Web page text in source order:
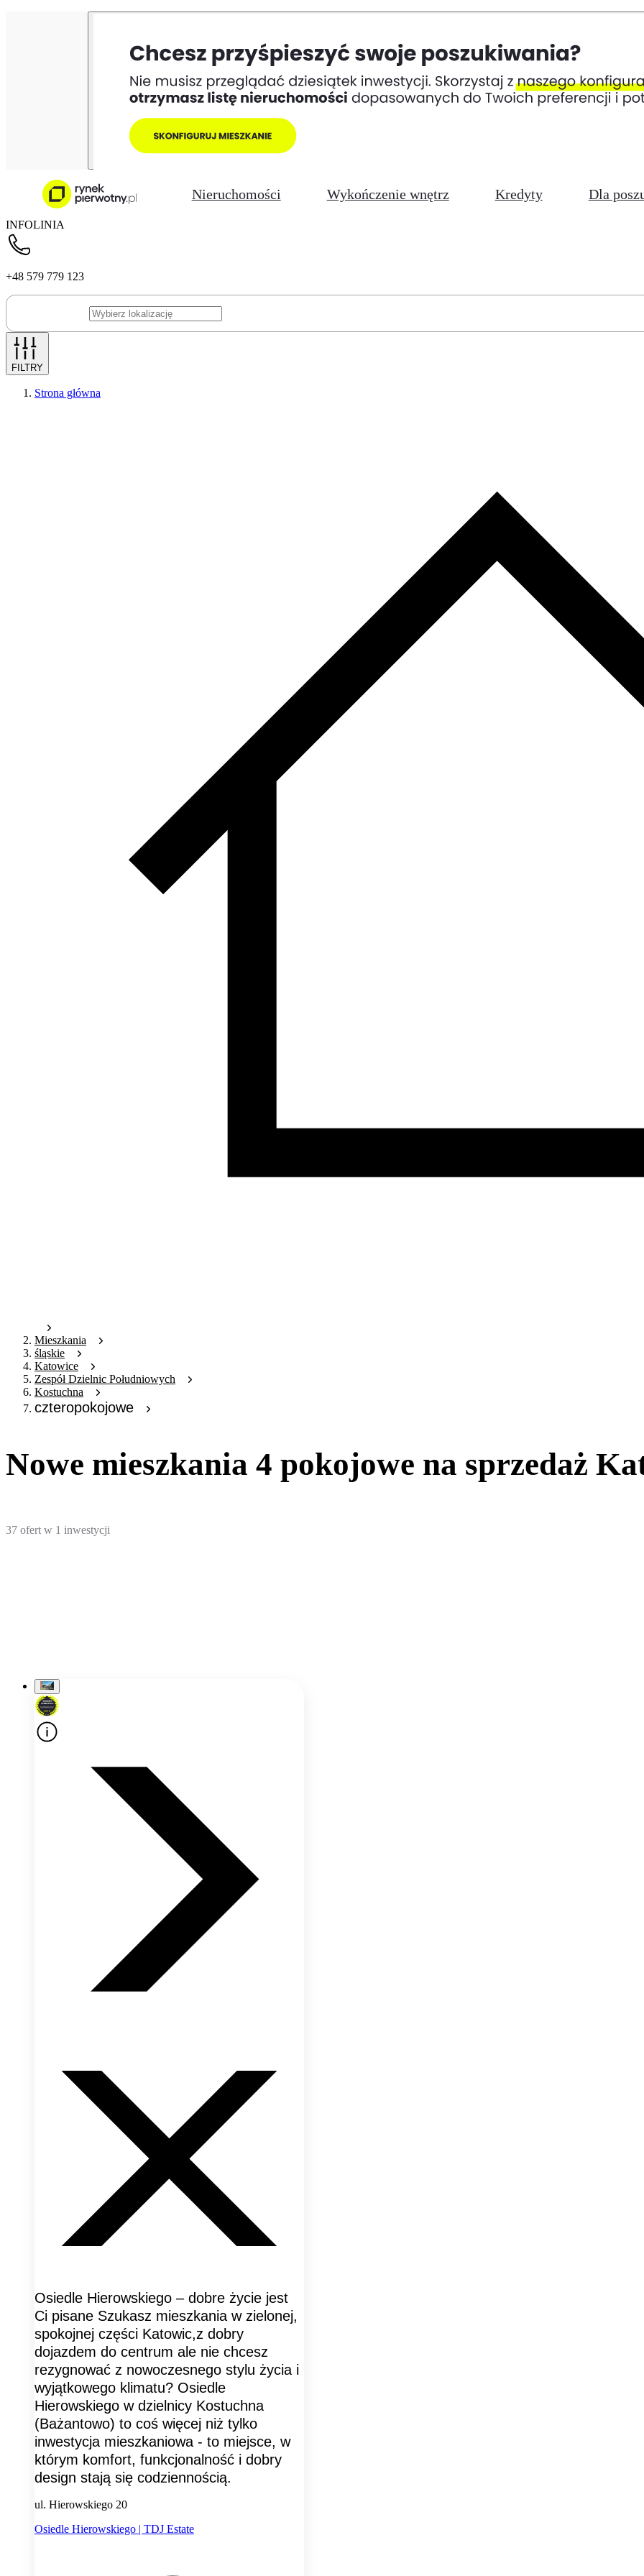
Nieruchomości Wykończenie wnętrz Kredyty Dla
INFOLINIA
+48 579 779 123
FILTRY
Strona główna
Mieszkania
śląskie
Katowice
Zespół Dzielnic Południowych
Kostuchna
czteropokojowe
Nowe mieszkania 4 pokojowe na sprzedaż
37 ofert w 1 inwestycji
Osiedle Hierowskiego – dobre życie jest
Ci pisane Szukasz mieszkania w zielonej,
spokojnej części Katowic,z dobry
dojazdem do centrum ale nie chcesz
rezygnować z nowoczesnego stylu życia i
wyjątkowego klimatu? Osiedle
Hierowskiego w dzielnicy Kostuchna
(Bażantowo) to coś więcej niż tylko
inwestycja mieszkaniowa - to miejsce, w
którym komfort, funkcjonalność i dobry
design stają się codziennością.
ul. Hierowskiego 20
Osiedle Hierowskiego | TDJ Estate